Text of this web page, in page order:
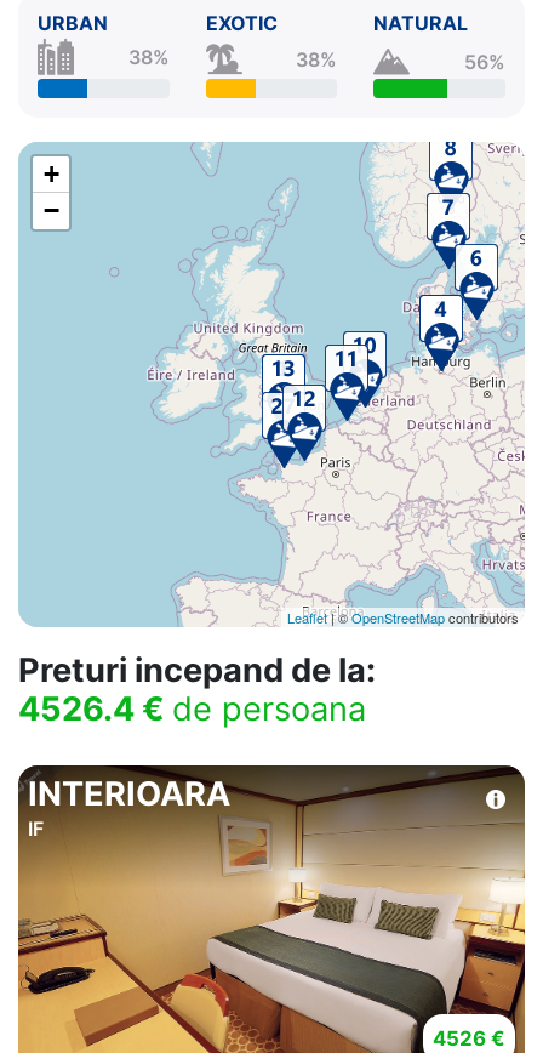
URBAN
38%
EXOTIC
38%
NATURAL
56%
+
−
Leaflet| ©OpenStreetMapcontributors
Preturi incepand de la:
4526.4 € de persoana
INTERIOARA
IF
4526 €